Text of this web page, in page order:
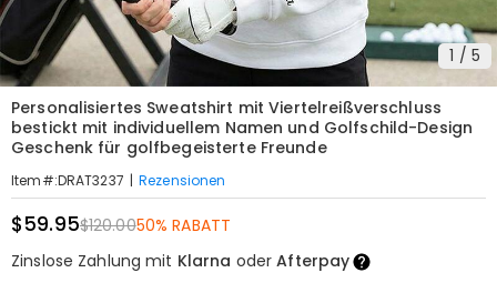
1 / 5
Personalisiertes Sweatshirt mit Viertelreißverschluss
bestickt mit individuellem Namen und Golfschild-Design
Geschenk für golfbegeisterte Freunde
Item#:DRAT3237 | Rezensionen
$59.95$120.0050% RABATT
Zinslose Zahlung mit Klarna oderAfterpay